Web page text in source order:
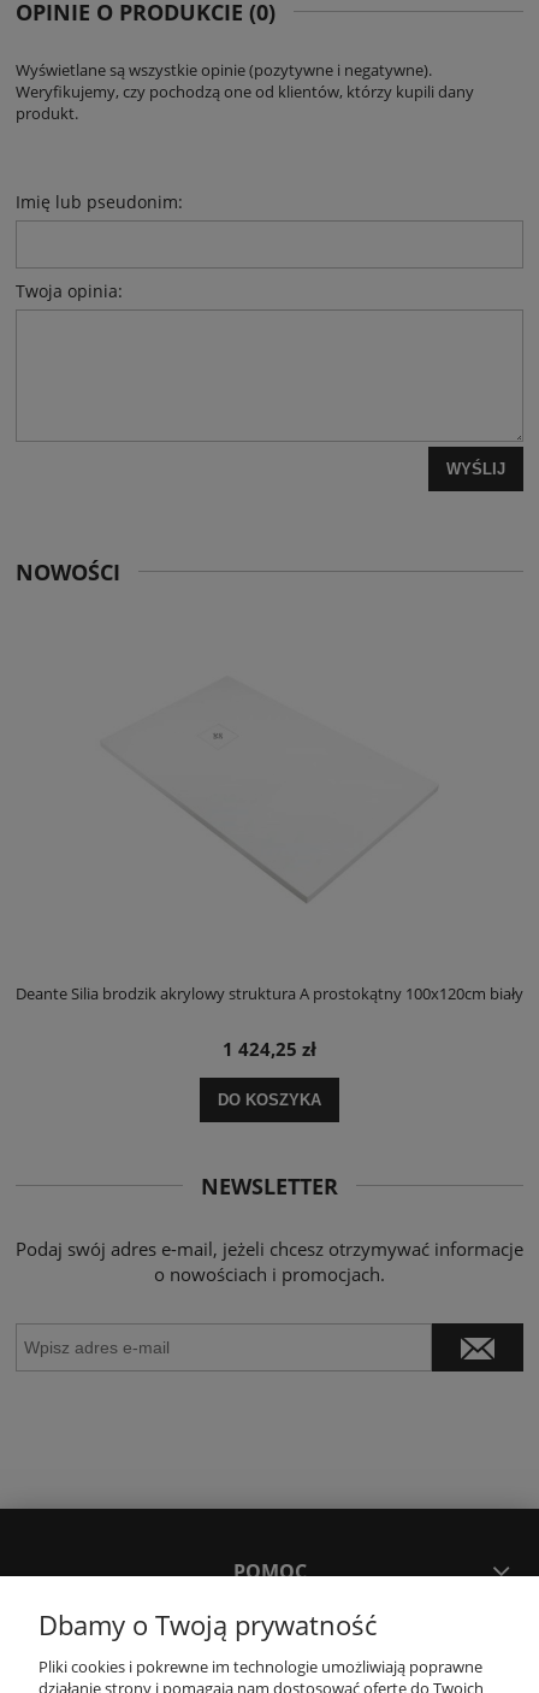
OPINIE O PRODUKCIE (0)
Wyświetlane są wszystkie opinie (pozytywne i negatywne).
Weryfikujemy, czy pochodzą one od klientów, którzy kupili dany
produkt.
Imię lub pseudonim:
Twoja opinia:
WYŚLIJ
NOWOŚCI
Deante Silia brodzik akrylowy struktura A prostokątny 100x120cm biały
1 424,25 zł
DO KOSZYKA
NEWSLETTER
Podaj swój adres e-mail, jeżeli chcesz otrzymywać informacje
o nowościach i promocjach.
POMOC
MOJE KONTO
Dbamy o Twoją prywatność
Pliki cookies i pokrewne im technologie umożliwiają poprawne
działanie strony i pomagają nam dostosować ofertę do Twoich